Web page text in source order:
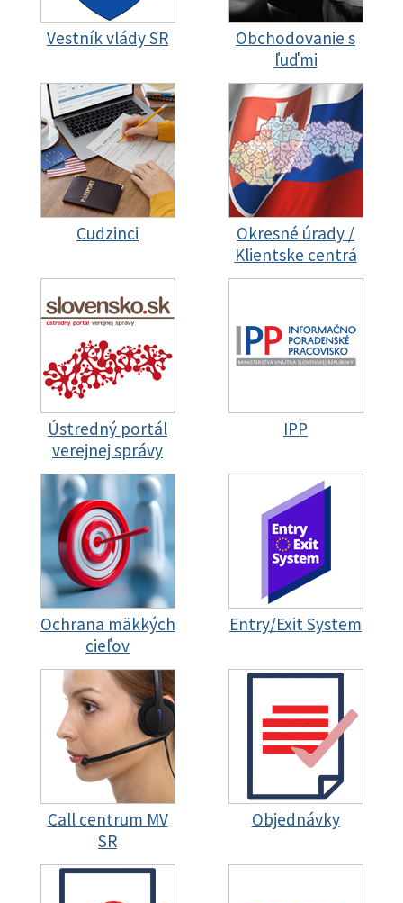
Vestník vlády SR
Obchodovanie s
ľuďmi
Cudzinci
Okresné úrady /
Klientske centrá
Ústredný portál
verejnej správy
IPP
Ochrana mäkkých
cieľov
Entry/Exit System
Call centrum MV
SR
Objednávky